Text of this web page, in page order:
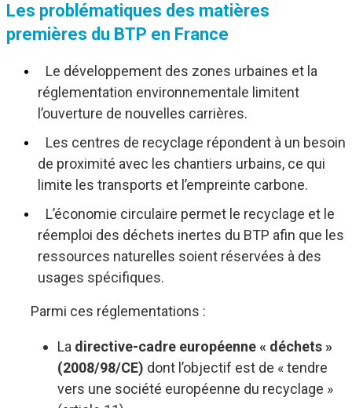
Les problématiques des matières
premières du BTP en France
Le développement des zones urbaines et la
réglementation environnementale limitent
l’ouverture de nouvelles carrières.
Les centres de recyclage répondent à un besoin
de proximité avec les chantiers urbains, ce qui
limite les transports et l’empreinte carbone.
L’économie circulaire permet le recyclage et le
réemploi des déchets inertes du BTP afin que les
ressources naturelles soient réservées à des
usages spécifiques.
Parmi ces réglementations :
La directive-cadre européenne « déchets »
(2008/98/CE) dont l’objectif est de « tendre
vers une société européenne du recyclage »